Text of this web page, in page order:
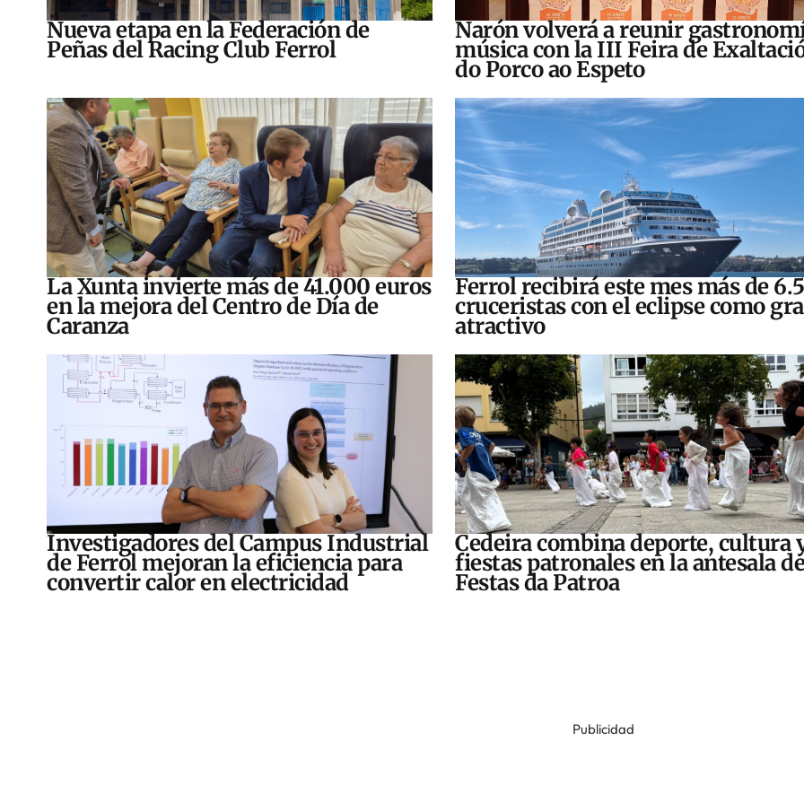
Nueva etapa en la Federación de
Peñas del Racing Club Ferrol
Narón volverá a reunir
música con la III Feira de
do Porco ao Espeto
La Xunta invierte más de 41.000 euros
en la mejora del Centro de Día de
Caranza
Ferrol recibirá este mes más de
cruceristas con el eclipse como
atractivo
Investigadores del Campus Industrial
de Ferrol mejoran la eficiencia para
convertir calor en electricidad
Cedeira combina deporte, cultura
fiestas patronales en la antesala
Festas da Patroa
Publicidad